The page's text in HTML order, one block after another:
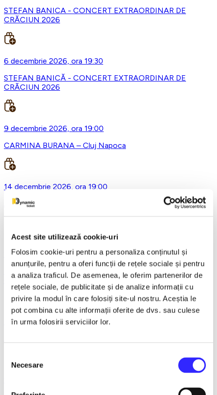
Acest site utilizează cookie-uri
Folosim cookie-uri pentru a personaliza conținutul și
anunțurile, pentru a oferi funcții de rețele sociale și pentru
a analiza traficul. De asemenea, le oferim partenerilor de
rețele sociale, de publicitate și de analize informații cu
privire la modul în care folosiți site-ul nostru. Aceștia le
pot combina cu alte informații oferite de dvs. sau culese
în urma folosirii serviciilor lor.
consimțământului
Necesare
STEFAN BANICA - CONCERT EXTRAORDINAR DE
CRĂCIUN 2026
6 decembrie 2026, ora 19:30
STEFAN BANICĂ - CONCERT EXTRAORDINAR DE
CRĂCIUN 2026
9 decembrie 2026, ora 19:00
CARMINA BURANA – Cluj Napoca
14 decembrie 2026, ora 19:00
Asta-i ce-am avut de zis..- Horațiu Malaele & Nicu Alifantis -
21 decembrie 2026, ora 20:00
REGAL VIENEZ – CONCERT EXTRAORDINAR DE
CRACIUN - Bacau
18 ianuarie 2027, ora 19:00